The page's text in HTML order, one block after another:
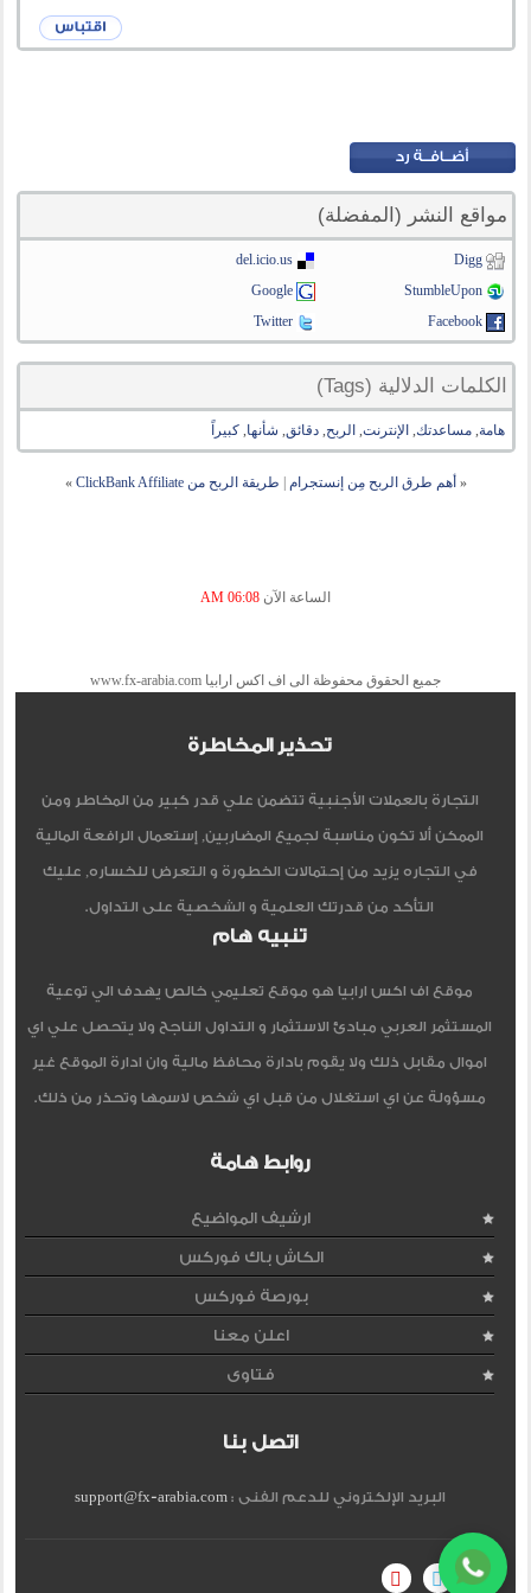
مواقع النشر (المفضلة)
Digg
del.icio.us
StumbleUpon
Google
Facebook
Twitter
الكلمات الدلالية (Tags)
هامة,مساعدتك, الإنترنت, الربح,دقائق, شأنها,كبيراً
« أهم طرق الربح مِن إنستجرام طريقة الربح من ClickBank Affiliate »
الساعة الآن 06:08 AM
جميع الحقوق محفوظة الى اف اكس ارابيا www.fx-arabia.com
تحذير المخاطرة
التجارة بالعملات الأجنبية تتضمن علي قدر كبير من المخاطر ومن
الممكن ألا تكون مناسبة لجميع المضاربين, إستعمال الرافعة المالية
في التجاره يزيد من إحتمالات الخطورة و التعرض للخساره, عليك
التأكد من قدرتك العلمية و الشخصية على التداول.
تنبيه هام
موقع اف اكس ارابيا هو موقع تعليمي خالص يهدف الي توعية
المستثمر العربي مبادئ الاستثمار و التداول الناجح ولا يتحصل علي اي
اموال مقابل ذلك ولا يقوم بادارة محافظ مالية وان ادارة الموقع غير
مسؤولة عن اي استغلال من قبل اي شخص لاسمها وتحذر من ذلك.
روابط هامة
ارشيف المواضيع
الكاش باك فوركس
بورصة فوركس
اعلن معنا
فتاوى
اتصل بنا
البريد الإلكتروني للدعم الفنى :support@fx-arabia.com